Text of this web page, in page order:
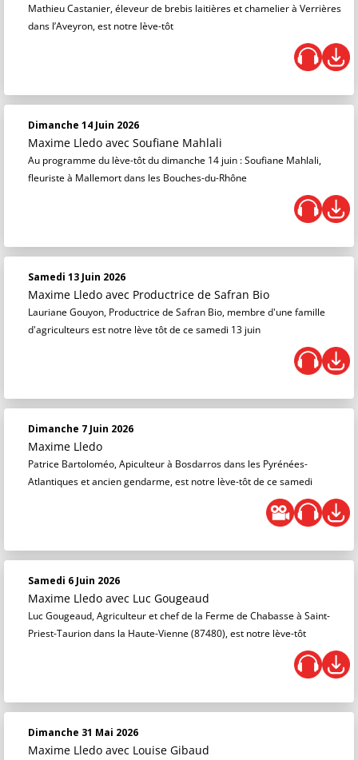
Mathieu Castanier, éleveur de brebis laitières et chamelier à Verrières
dans l’Aveyron, est notre lève-tôt
Dimanche 14 Juin 2026
Maxime Lledo avec Soufiane Mahlali
Au programme du lève-tôt du dimanche 14 juin : Soufiane Mahlali,
fleuriste à Mallemort dans les Bouches-du-Rhône
Samedi 13 Juin 2026
Maxime Lledo avec Productrice de Safran Bio
Lauriane Gouyon, Productrice de Safran Bio, membre d'une famille
d'agriculteurs est notre lève tôt de ce samedi 13 juin
Dimanche 7 Juin 2026
Maxime Lledo
Patrice Bartoloméo, Apiculteur à Bosdarros dans les Pyrénées-
Atlantiques et ancien gendarme, est notre lève-tôt de ce samedi
Samedi 6 Juin 2026
Maxime Lledo avec Luc Gougeaud
Luc Gougeaud, Agriculteur et chef de la Ferme de Chabasse à Saint-
Priest-Taurion dans la Haute-Vienne (87480), est notre lève-tôt
Dimanche 31 Mai 2026
Maxime Lledo avec Louise Gibaud